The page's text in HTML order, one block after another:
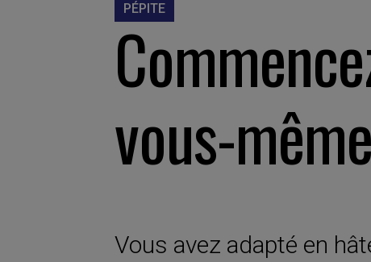
PÉPITE
vous-
Vous avez adapté en